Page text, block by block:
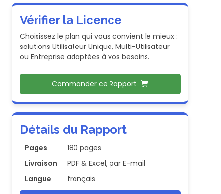
Vérifier la Licence
Choisissez le plan qui vous convient le mieux :
solutions Utilisateur Unique, Multi-Utilisateur
ou Entreprise adaptées à vos besoins.
Commander ce Rapport
Détails du Rapport
Pages
180 pages
Livraison
PDF & Excel, par E-mail
Langue
français